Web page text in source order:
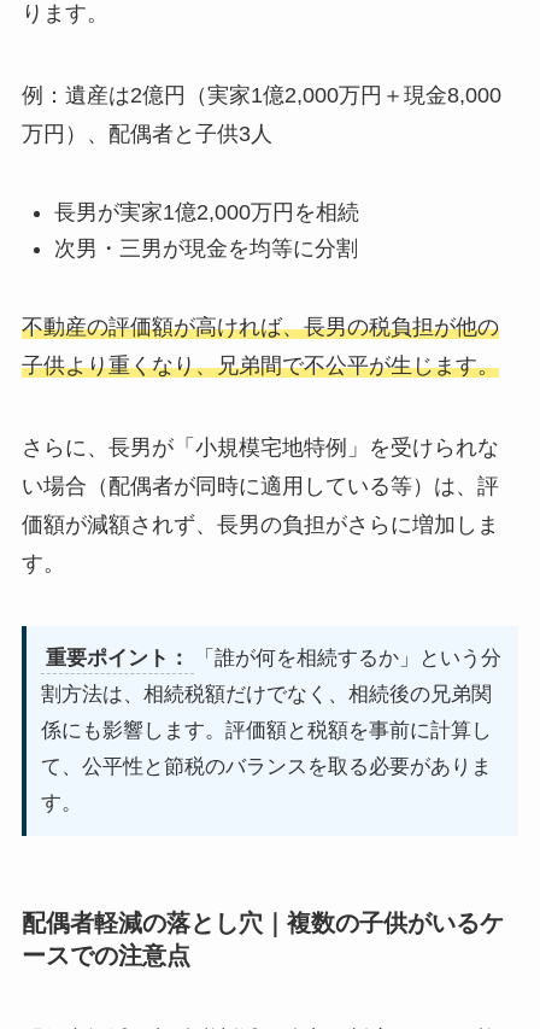
ります。
例：遺産は2億円（実家1億2,000万円＋現金8,000
万円）、配偶者と子供3人
長男が実家1億2,000万円を相続
次男・三男が現金を均等に分割
不動産の評価額が高ければ、長男の税負担が他の
子供より重くなり、兄弟間で不公平が生じます。
さらに、長男が「小規模宅地特例」を受けられな
い場合（配偶者が同時に適用している等）は、評
価額が減額されず、長男の負担がさらに増加しま
す。
重要ポイント：
「誰が何を相続するか」という分
割方法は、相続税額だけでなく、相続後の兄弟関
係にも影響します。評価額と税額を事前に計算し
て、公平性と節税のバランスを取る必要がありま
す。
配偶者軽減の落とし穴｜複数の子供がいるケ
ースでの注意点